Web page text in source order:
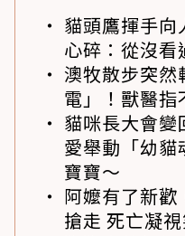
貓頭鷹揮手向
心碎：從沒看
澳牧散步突然
電」！獸醫
貓咪長大會變
愛舉動「幼貓
寶寶～
阿嬤有了新歡
搶走 死亡凝